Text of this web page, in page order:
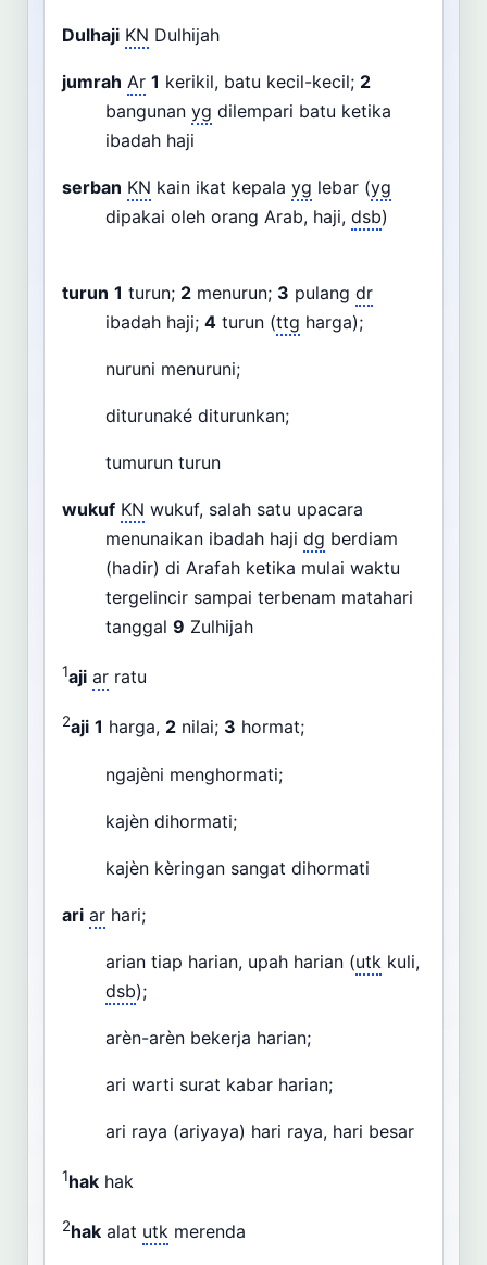
Dulhaji KN Dulhijah
jumrah Ar 1 kerikil, batu kecil-kecil; 2
bangunan yg dilempari batu ketika
ibadah haji
serban KN kain ikat kepala yg lebar (yg
dipakai oleh orang Arab, haji, dsb)
turun 1 turun; 2 menurun; 3 pulang dr
ibadah haji; 4 turun (ttg harga);
nuruni menuruni;
diturunaké diturunkan;
tumurun turun
wukuf KN wukuf, salah satu upacara
menunaikan ibadah haji dg berdiam
(hadir) di Arafah ketika mulai waktu
tergelincir sampai terbenam matahari
tanggal 9 Zulhijah
1aji ar ratu
2aji 1 harga, 2 nilai; 3 hormat;
ngajèni menghormati;
kajèn dihormati;
kajèn kèringan sangat dihormati
ari ar hari;
arian tiap harian, upah harian (utk kuli,
dsb);
arèn-arèn bekerja harian;
ari warti surat kabar harian;
ari raya (ariyaya) hari raya, hari besar
1hak hak
2hak alat utk merenda